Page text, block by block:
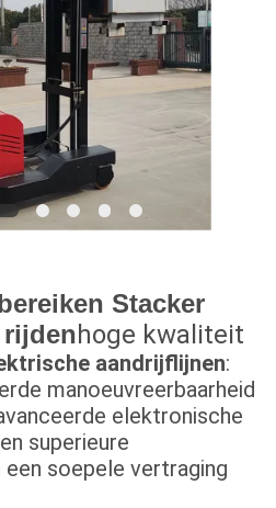
Stacker
hoge kwaliteit
aandrijflijnen:
manoeuvreerbaarheid
elektronische
superieure
een soepele vertraging